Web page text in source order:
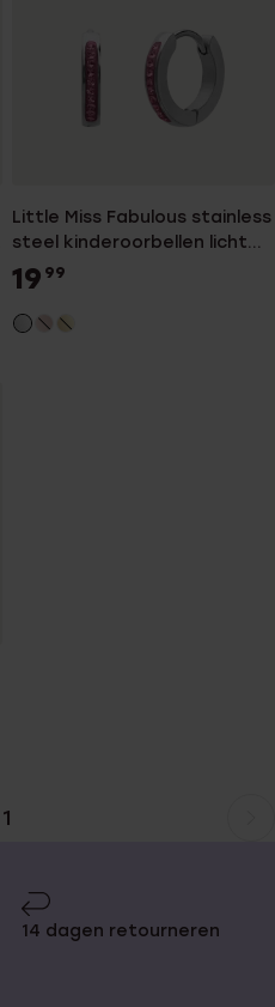
Little Miss Fabulous stainless
steel kinderoorbellen licht
roze kristal
19 99
1
14 dagen retourneren